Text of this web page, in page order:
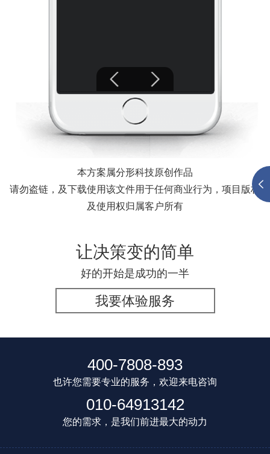
本方案属分形科技原创作品
请勿盗链，及下载使用该文件用于任何商业行为，项目版权
及使用权归属客户所有
让决策变的简单
好的开始是成功的一半
我要体验服务
400-7808-893
也许您需要专业的服务，欢迎来电咨询
010-64913142
您的需求，是我们前进最大的动力